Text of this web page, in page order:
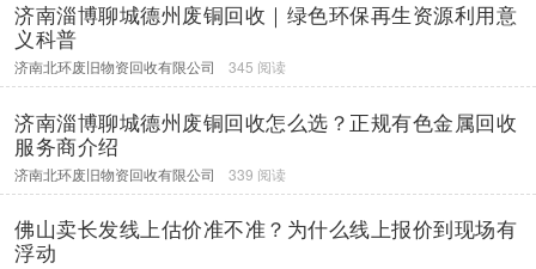
济南淄博聊城德州废铜回收｜绿色环保再生资源利用意
义科普
济南北环废旧物资回收有限公司 345 阅读
济南淄博聊城德州废铜回收怎么选？正规有色金属回收
服务商介绍
济南北环废旧物资回收有限公司 339 阅读
佛山卖长发线上估价准不准？为什么线上报价到现场有
浮动